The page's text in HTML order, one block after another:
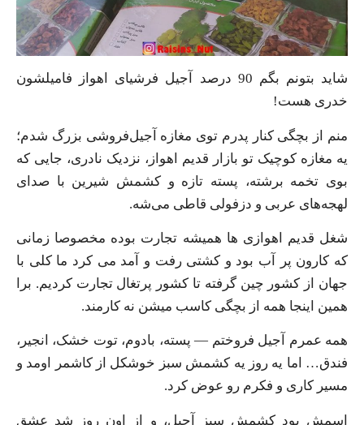
شاید بتونم بگم 90 درصد آجیل فرشیای اهواز فامیلشون
خدری هست!
منم از بچگی کنار پدرم توی مغازه آجیل‌فروشی بزرگ شدم؛
یه مغازه کوچیک تو بازار قدیم اهواز، نزدیک نادری، جایی که
بوی تخمه برشته، پسته تازه و کشمش شیرین با صدای
لهجه‌های عربی و دزفولی قاطی می‌شه.
شغل قدیم اهوازی ها همیشه تجارت بوده مخصوصا زمانی
که کارون پر آب بود و کشتی رفت و آمد می کرد ما کلی با
جهان از کشور چین گرفته تا کشور پرتغال تجارت کردیم. برا
همین اینجا همه از بچگی کاسب میشن نه کارمند.
همه عمرم آجیل فروختم — پسته، بادوم، توت خشک، انجیر،
فندق… اما یه روز یه کشمش سبز خوشکل از کاشمر اومد و
مسیر کاری و فکرم رو عوض کرد.
اسمش بود کشمش سبز آجیل، و از اون روز شد عشق